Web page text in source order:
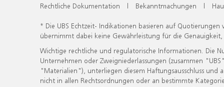
Rechtliche Dokumentation | Bekanntmachungen |
* Die UBS Echtzeit- Indikationen basieren auf
übernimmt dabei keine Gewährleistung für die
Wichtige rechtliche und regulatorische Informationen. Die
Unternehmen oder Zweigniederlassungen (zusammen
"Materialien"), unterliegen diesem Haftungsausschluss
nicht in allen Rechtsordnungen oder an bestimmte